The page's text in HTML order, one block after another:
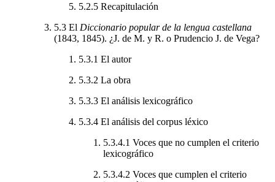
5.2.5 Recapitulación
5.3 El Diccionario popular de la lengua castellana
(1843, 1845). ¿J. de M. y R. o Prudencio J. de Vega?
5.3.1 El autor
5.3.2 La obra
5.3.3 El análisis lexicográfico
5.3.4 El análisis del corpus léxico
5.3.4.1 Voces que no cumplen el criterio
lexicográfico
5.3.4.2 Voces que cumplen el criterio